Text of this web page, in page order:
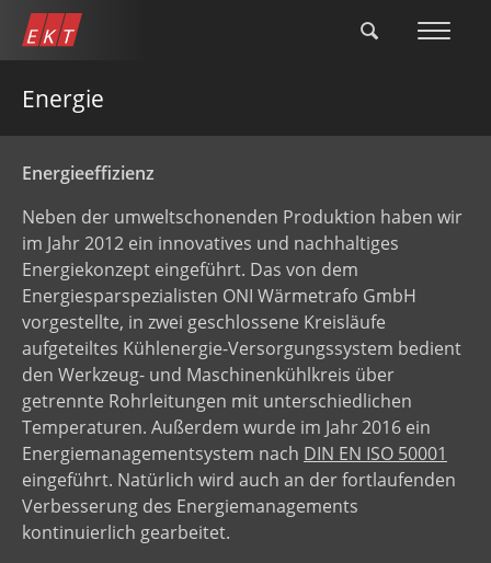
Direkt
zum
Inhalt
Energie
Energieeffizienz
Neben der umweltschonenden Produktion haben wir
im Jahr 2012 ein innovatives und nachhaltiges
Energiekonzept eingeführt. Das von dem
Energiesparspezialisten ONI Wärmetrafo GmbH
vorgestellte, in zwei geschlossene Kreisläufe
aufgeteiltes Kühlenergie-Versorgungssystem bedient
den Werkzeug- und Maschinenkühlkreis über
getrennte Rohrleitungen mit unterschiedlichen
Temperaturen. Außerdem wurde im Jahr2016 ein
Energiemanagementsystem nach DIN EN ISO 50001
eingeführt. Natürlich wird auch an der fortlaufenden
Verbesserung des Energiemanagements
kontinuierlich gearbeitet.